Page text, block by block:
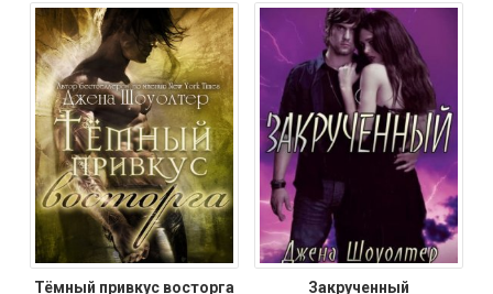
Тёмный привкус восторга Закрученный